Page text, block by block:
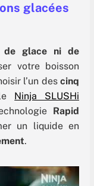
glacées
de glace ni de
votre boisson
l’un des cinq
Ninja SLUSHi
Rapid
un liquide en
.